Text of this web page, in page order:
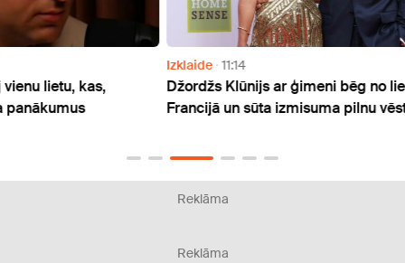
Džordžs Klūnijs ar ģimeni bēg no liesmām
Francijā un sūta izmisuma pilnu vēstuli mēram
Reklāma
Reklāma